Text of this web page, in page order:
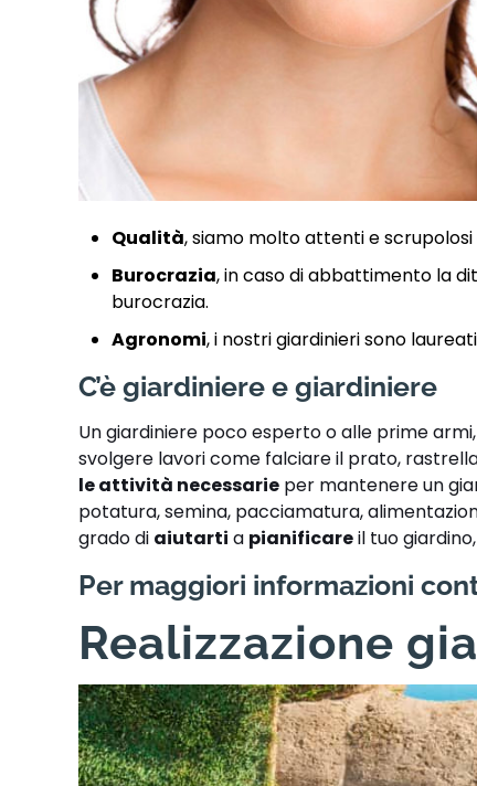
Qualità, siamo molto attenti e
Burocrazia, in caso di abbattimento la
burocrazia.
Agronomi, i nostri giardinieri sono
C’è giardiniere e giardiniere
Un giardiniere poco esperto o alle prime
svolgere lavori come falciare il prato,
le attività necessarie per mantenere un
potatura, semina, pacciamatura,
grado di aiutarti a pianificareil tuo
Per maggiori informazioni
Realizzazione